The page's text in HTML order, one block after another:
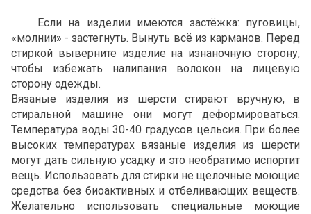
Если на изделии имеются застёжка: пуговицы,
«молнии» - застегнуть. Вынуть всё из карманов. Перед
стиркой выверните изделие на изнаночную сторону,
чтобы избежать налипания волокон на лицевую
сторону одежды.
Вязаные изделия из шерсти стирают вручную, в
стиральной машине они могут деформироваться.
Температура воды 30-40 градусов цельсия. При более
высоких температурах вязаные изделия из шерсти
могут дать сильную усадку и это необратимо испортит
вещь. Использовать для стирки не щелочные моющие
средства без биоактивных и отбеливающих веществ.
Желательно использовать специальные моющие